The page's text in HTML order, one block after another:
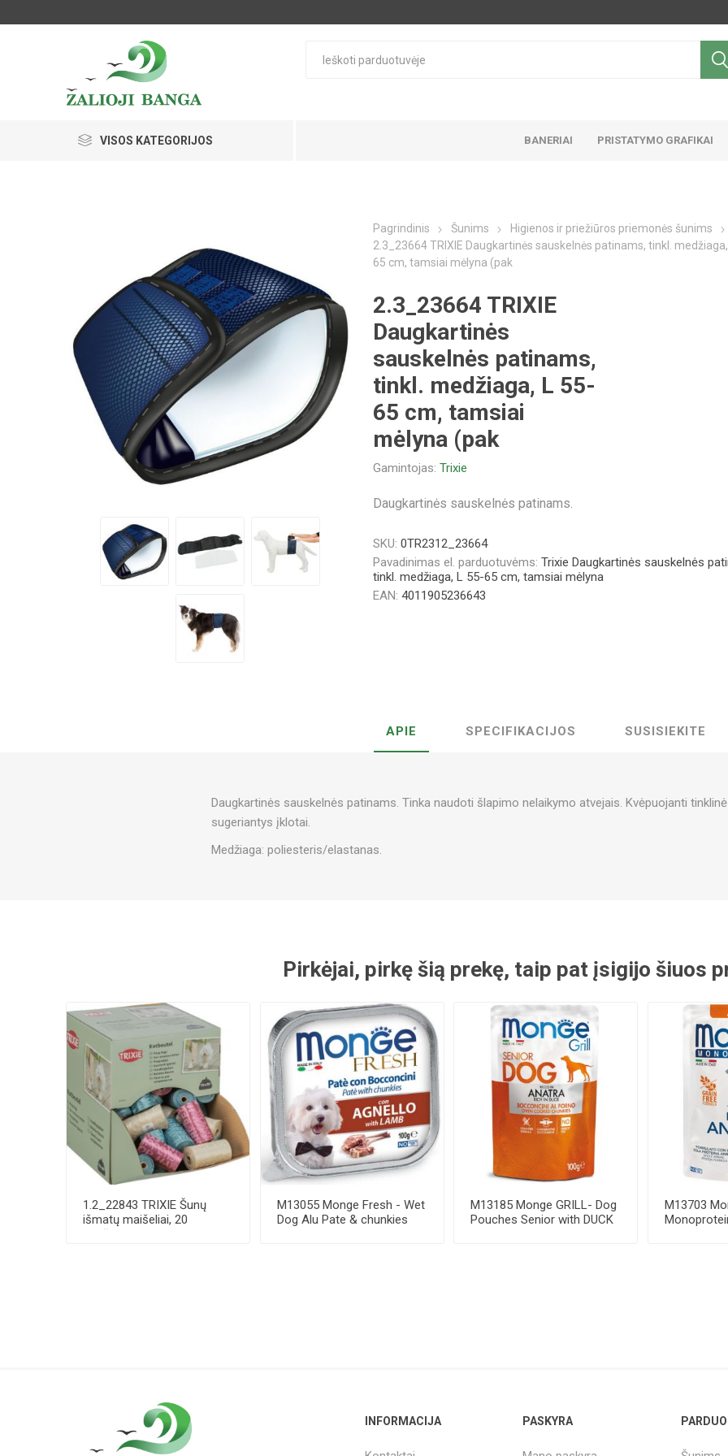
VISOS KATEGORIJOS BANERIAI PRISTATYMO GRAFIKAI
Pagrindinis Šunims
Higienos ir priežiūros priemonės šunims
2.3_23664 TRIXIE Daugkartinės sauskelnės patinams, tinkl.
65 cm, tamsiai mėlyna (pak
2.3_23664 TRIXIE
Daugkartinės
sauskelnės patinams,
tinkl. medžiaga, L 55-
65 cm, tamsiai
mėlyna (pak
Gamintojas: Trixie
Daugkartinės sauskelnės patinams.
SKU: 0TR2312_23664
Pavadinimas el. parduotuvėms: Trixie Daugkartinės sauskelnės
tinkl. medžiaga, L 55-65 cm, tamsiai mėlyna
EAN: 4011905236643
APIE SPECIFIKACIJOS SUSISIEKITE
Daugkartinės sauskelnės patinams. Tinka naudoti šlapimo nelaikymo atvejais. Kvėpuojanti
sugeriantys įklotai.
Medžiaga: poliesteris/elastanas.
Pirkėjai, pirkę šią prekę, taip pat įsigijo šiuos
1.2_22843 TRIXIE Šunų
išmatų maišeliai, 20
maišelių-rulone, ...
M13055 Monge Fresh - Wet
Dog Alu Pate & chunkies
M13185 Monge GRILL- Dog
Pouches Senior with DUCK
M13703
INFORMACIJA PASKYRA